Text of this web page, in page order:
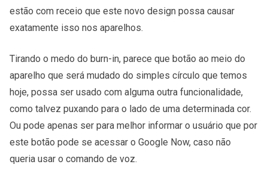
estão com receio que este novo design possa causar
exatamente isso nos aparelhos.
Tirando o medo do burn-in, parece que botão ao meio do
aparelho que será mudado do simples círculo que temos
hoje, possa ser usado com alguma outra funcionalidade,
como talvez puxando para o lado de uma determinada cor.
Ou pode apenas ser para melhor informar o usuário que por
este botão pode se acessar o Google Now, caso não
queria usar o comando de voz.